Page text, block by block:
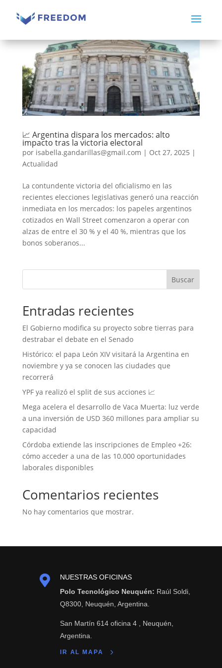
📈 Argentina dispara los mercados: alto
impacto tras la victoria electoral
por isabella.gandarillas@gmail.com | Oct 27, 2025 |
Actualidad
La contundente victoria del oficialismo en las
recientes elecciones legislativas generó una reacción
inmediata en los mercados: los papeles argentinos
cotizados en Wall Street comenzaron a operar con
alzas de entre el 30 % y el 40 %, mientras que los
bonos soberanos...
Buscar
Entradas recientes
El Gobierno modifica su proyecto sobre tierras para
destrabar el debate en el Senado
Histórico: el papa León XIV visitará la Argentina en
noviembre y ya se conocen las ciudades que
recorrerá
YPF ya realizó el split de sus acciones 📈
Mega acelera el desarrollo de Vaca Muerta: luz verde
a una inversión de USD 360 millones para ampliar su
capacidad
Córdoba extiende las inscripciones de Empleo +26:
cómo acceder a una de las 10.000 oportunidades
laborales disponibles
Comentarios recientes
No hay comentarios que mostrar.

NUESTRAS OFICINAS
Polo Tecnológico Neuquén: Raúl Soldi,
Q8300, Neuquén, Argentina.
San Martín 614 oficina 4 , Neuquén,
Argentina.
IR AL MAPA